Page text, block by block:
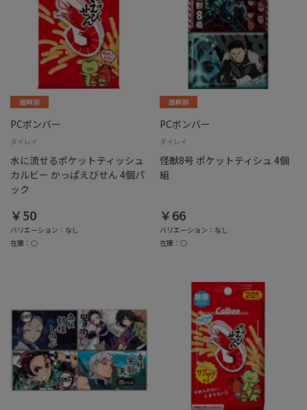
PCボンバー
ダイレイ
水に流せるポケットティッシュ
カルビー かっぱえびせん 4個パ
ック
￥50
バリエーション：なし
在庫：○
PCボンバー
ダイレイ
怪獣8号 ポケットティシュ 4個
組
￥66
バリエーション：なし
在庫：○